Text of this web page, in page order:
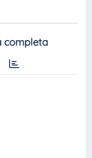
completa